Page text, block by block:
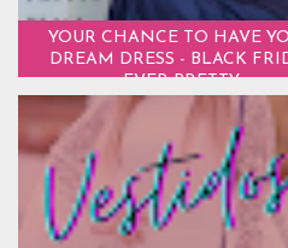
YOUR CHANCE TO HAVE
DREAM DRESS - BLACK
EVER PRETTY